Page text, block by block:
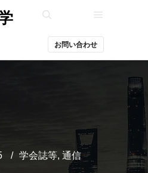
お問い合わせ
学会誌等, 通信